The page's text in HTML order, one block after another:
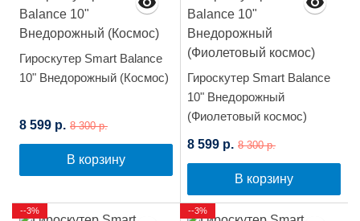
Гироскутер Smart Balance
10" Внедорожный (Космос)
8 599 р. 8 300 р.
В корзину
Гироскутер Smart Balance
10" Внедорожный
(Фиолетовый космос)
8 599 р. 8 300 р.
В корзину
--3% --3%